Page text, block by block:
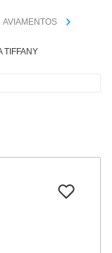
AVIAMENTOS
TIFFANY